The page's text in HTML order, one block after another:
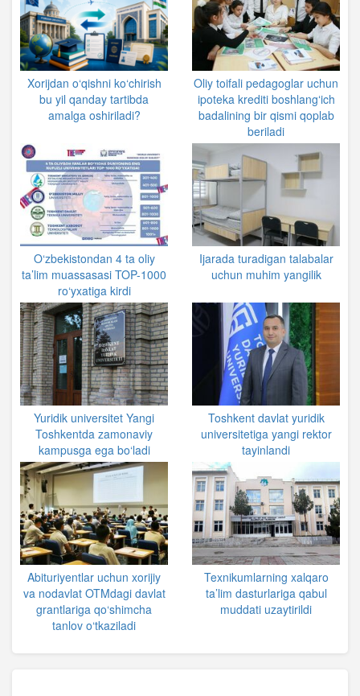
Xorijdan o‘qishni ko‘chirish
bu yil qanday tartibda
amalga oshiriladi?
Oliy toifali pedagoglar uchun
ipoteka krediti boshlangʻich
badalining bir qismi qoplab
beriladi
O‘zbekistondan 4 ta oliy
ta’lim muassasasi TOP-1000
ro‘yxatiga kirdi
Ijarada turadigan talabalar
uchun muhim yangilik
Yuridik universitet Yangi
Toshkentda zamonaviy
kampusga ega bo‘ladi
Toshkent davlat yuridik
universitetiga yangi rektor
tayinlandi
Abituriyentlar uchun xorijiy
va nodavlat OTMdagi davlat
grantlariga qo‘shimcha
tanlov o‘tkaziladi
Texnikumlarning xalqaro
ta’lim dasturlariga qabul
muddati uzaytirildi